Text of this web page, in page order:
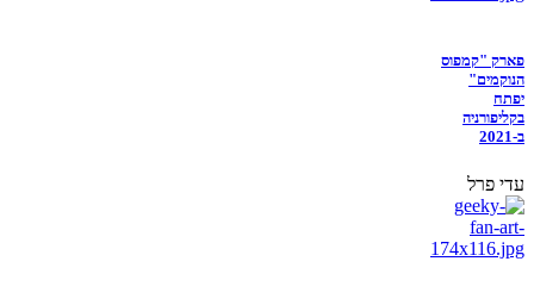
פארק "קמפוס
הנוקמים"
יפתח
בקליפורניה
ב-2021
עדי פרל